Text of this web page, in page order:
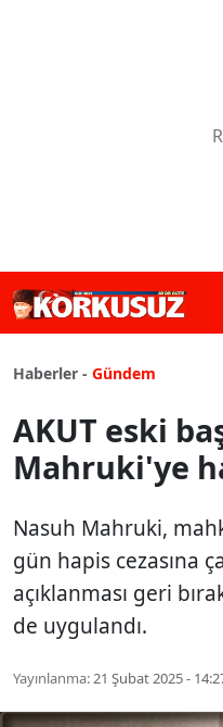
Haberler - Gündem
AKUT eski
Mahruki'ye
Nasuh Mahruki,
gün hapis cezasına
açıklanması geri
de uygulandı.
Yayınlanma:21 Şubat 2025 -